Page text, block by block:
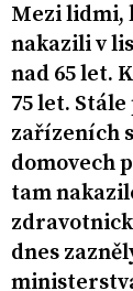
Mezi lidmi,
nakazili v
nad 65 let.
75 let.
zařízeních
domovech
tam
dnes